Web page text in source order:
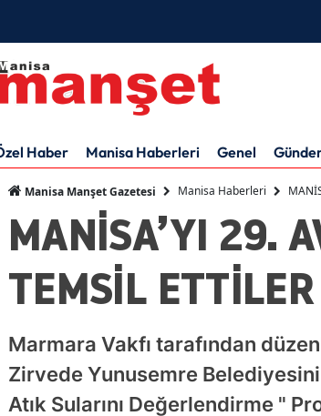
Haber Manisa Haberleri Genel
Manisa Manşet Gazetesi Manisa Haberleri
MANİSA’YI 29.
TEMSİL ETTİLER
Marmara Vakfı tarafından
Zirvede Yunusemre
Atık Sularını Değerlendirme "